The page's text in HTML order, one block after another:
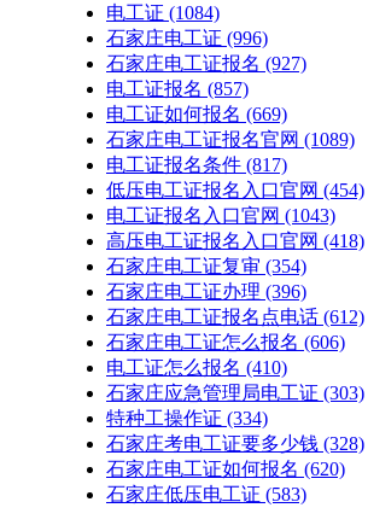
电工证 (1084)
石家庄电工证 (996)
石家庄电工证报名 (927)
电工证报名 (857)
电工证如何报名 (669)
石家庄电工证报名官网 (1089)
电工证报名条件 (817)
低压电工证报名入口官网 (454)
电工证报名入口官网 (1043)
高压电工证报名入口官网 (418)
石家庄电工证复审 (354)
石家庄电工证办理 (396)
石家庄电工证报名点电话 (612)
石家庄电工证怎么报名 (606)
电工证怎么报名 (410)
石家庄应急管理局电工证 (303)
特种工操作证 (334)
石家庄考电工证要多少钱 (328)
石家庄电工证如何报名 (620)
石家庄低压电工证 (583)